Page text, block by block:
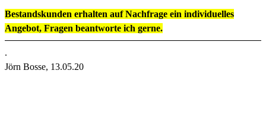
Bestandskunden erhalten auf Nachfrage ein individuelles
Angebot, Fragen beantworte ich gerne.
.
Jörn Bosse, 13.05.20